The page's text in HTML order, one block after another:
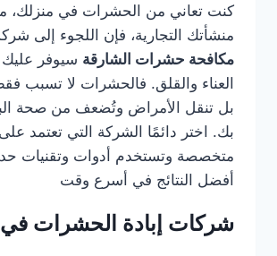
كنت تعاني من الحشرات في منزلك،
منشأتك التجارية، فإن اللجوء إلى
مكافحة حشرات الشارقة سيوفر عليك
العناء والقلق. فالحشرات لا تسبب
بل تنقل الأمراض وتُضعف من صحة
بك. اختر دائمًا الشركة التي تعتمد
متخصصة وتستخدم أدوات وتقنيات
أفضل النتائج في أسرع وقت
شركات إبادة الحشرات في